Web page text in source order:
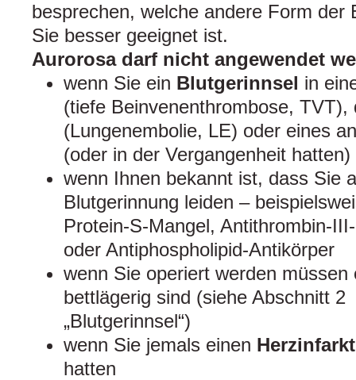
besprechen, welche andere Form der
Sie besser geeignet ist.
Aurorosa darf nicht angewendet
wenn Sie ein Blutgerinnsel in
(tiefe Beinvenenthrombose, TVT),
(Lungenembolie, LE) oder eines
(oder in der Vergangenheit hatten)
wenn Ihnen bekannt ist, dass Sie
Blutgerinnung leiden –
Protein-S-Mangel, Antithrombin-
oder Antiphospholipid-Antikörper
wenn Sie operiert werden müssen
bettlägerig sind (siehe Abschnitt 2
„Blutgerinnsel“)
wenn Sie jemals einen
hatten